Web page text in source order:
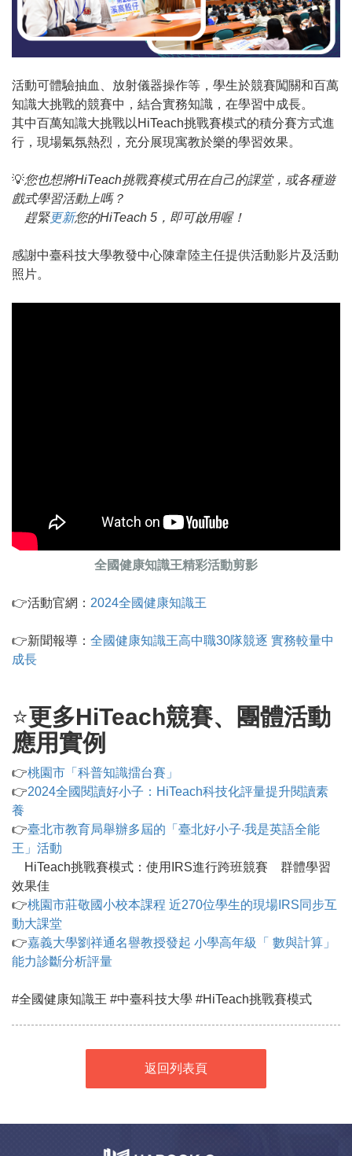
活動可體驗抽血、放射儀器操作等，學生於競賽闖關和百萬
知識大挑戰的競賽中，結合實務知識，在學習中成長。
其中百萬知識大挑戰以HiTeach挑戰賽模式的積分賽方式進
行，現場氣氛熱烈，充分展現寓教於樂的學習效果。
💡您也想將HiTeach挑戰賽模式用在自己的課堂，或各種遊
戲式學習活動上嗎？
趕緊更新您的HiTeach 5，即可啟用喔！
感謝中臺科技大學教發中心陳韋陸主任提供活動影片及活動
照片。
全國健康知識王精彩活動剪影
👉活動官網： 2024全國健康知識王
👉新聞報導： 全國健康知識王高中職30隊競逐 實務較量中
成長
⭐更多HiTeach競賽、團體活動
應用實例
👉桃園市「科普知識擂台賽」
👉2024全國閱讀好小子：HiTeach科技化評量提升閱讀素
養
👉臺北市教育局舉辦多屆的「臺北好小子‧我是英語全能
王」活動
HiTeach挑戰賽模式：使用IRS進行跨班競賽 群體學習
效果佳
👉桃園市莊敬國小校本課程 近270位學生的現場IRS同步互
動大課堂
👉嘉義大學劉祥通名譽教授發起 小學高年級「 數與計算」
能力診斷分析評量
#全國健康知識王 #中臺科技大學 #HiTeach挑戰賽模式
返回列表頁